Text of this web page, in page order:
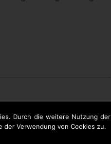
Durch die weitere Nutzung der
der Verwendung von Cookies zu.